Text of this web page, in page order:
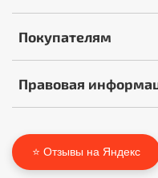
Покупателям
Правовая
⭐ Отзывы на Яндекс